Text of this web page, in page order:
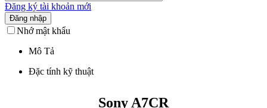
Đăng ký tài khoản mới
Đăng nhập
Nhớ mật khẩu
Mô Tả
Đặc tính kỹ thuật
Sony A7CR